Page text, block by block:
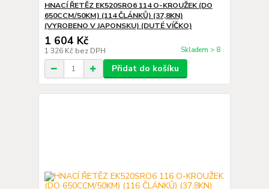
HNACÍ ŘETĚZ EK520SRO6 114 O-KROUŽEK (DO
650CCM/50KM) (114 ČLÁNKŮ) (37,8KN)
(VYROBENO V JAPONSKU) (DUTÉ VÍČKO)
1 604 Kč
1 326 Kč bez DPH Skladem > 8
Přidat do košíku